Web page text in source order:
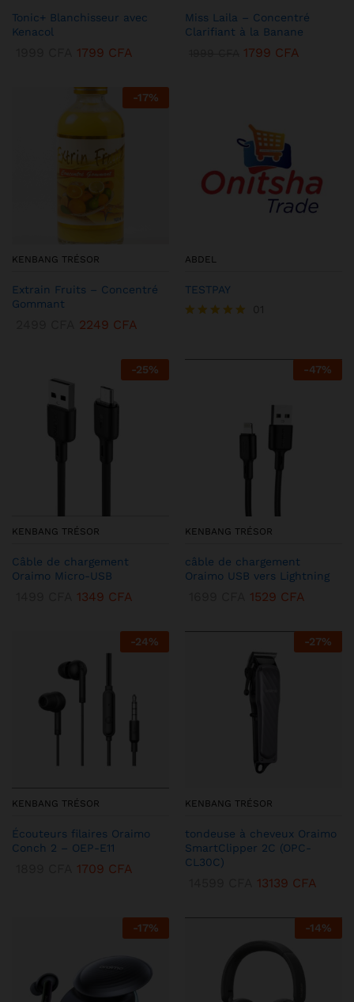
Tonic+ Blanchisseur avec
Kenacol
1799 CFA
Miss Laila – Concentré
Clarifiant à la Banane
1799 CFA
-17%
KENBANG TRÉSOR
Extrain Fruits – Concentré
Gommant
2249 CFA
ABDEL
TESTPAY
-25%
KENBANG TRÉSOR
Câble de chargement
Oraimo Micro-USB
1349 CFA
-47%
KENBANG TRÉSOR
câble de chargement
Oraimo USB vers Lightning
1529 CFA
-24%
KENBANG TRÉSOR
Écouteurs filaires Oraimo
Conch 2 – OEP-E11
1709 CFA
-27%
KENBANG TRÉSOR
tondeuse à cheveux Oraimo
SmartClipper 2C (OPC-
CL30C)
13139 CFA
-17% -14%